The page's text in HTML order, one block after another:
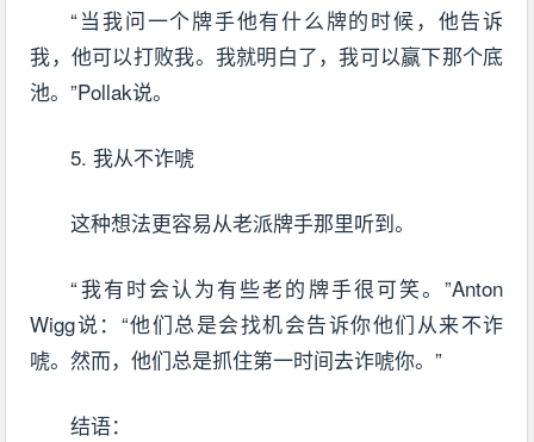
“当我问一个牌手他有什么牌的时候，他告诉
我，他可以打败我。我就明白了，我可以赢下那个底
池。”Pollak说。
5. 我从不诈唬
这种想法更容易从老派牌手那里听到。
“我有时会认为有些老的牌手很可笑。”Anton
Wigg说：“他们总是会找机会告诉你他们从来不诈
唬。然而，他们总是抓住第一时间去诈唬你。”
结语：